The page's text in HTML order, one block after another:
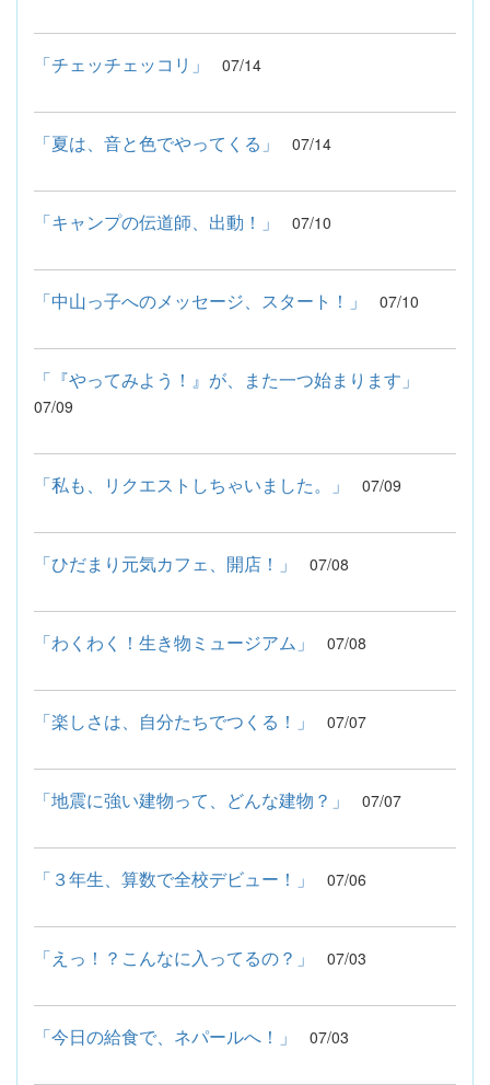
「チェッチェッコリ」 07/14
「夏は、音と色でやってくる」 07/14
「キャンプの伝道師、出動！」 07/10
「中山っ子へのメッセージ、スタート！」 07/10
「『やってみよう！』が、また一つ始まります」
07/09
「私も、リクエストしちゃいました。」 07/09
「ひだまり元気カフェ、開店！」 07/08
「わくわく！生き物ミュージアム」 07/08
「楽しさは、自分たちでつくる！」 07/07
「地震に強い建物って、どんな建物？」 07/07
「３年生、算数で全校デビュー！」 07/06
「えっ！？こんなに入ってるの？」 07/03
「今日の給食で、ネパールへ！」 07/03